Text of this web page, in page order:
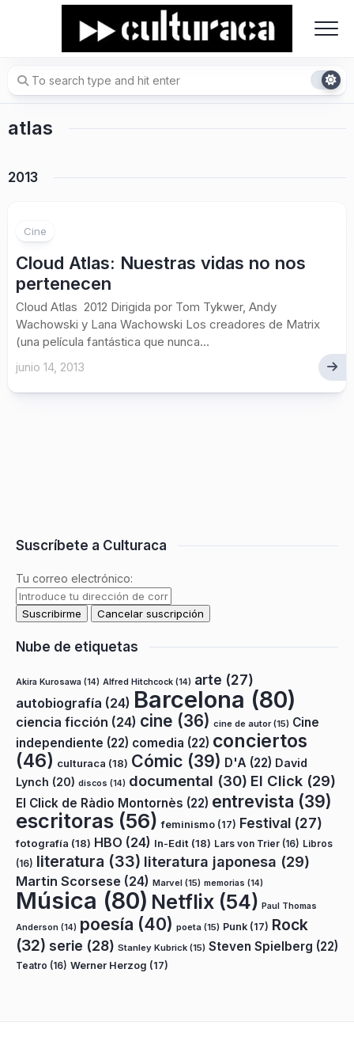
atlas
2013
Cine
Cloud Atlas: Nuestras vidas no nos
pertenecen
Cloud Atlas 2012 Dirigida por Tom Tykwer, Andy
Wachowski y Lana Wachowski Los creadores de Matrix
(una película fantástica que nunca...
junio 14, 2013
Suscríbete a Culturaca
Tu correo electrónico:
Nube de etiquetas
Akira Kurosawa (14) Alfred Hitchcock (14) arte (27)
autobiografía (24) Barcelona (80)
ciencia ficción (24) cine (36) cine de autor(15) Cine
independiente (22) comedia (22) conciertos
(46) culturaca (18) Cómic (39) D'A (22) David
Lynch (20) discos (14) documental (30) El Click (29)
El Click de Ràdio Montornès (22) entrevista (39)
escritoras (56) feminismo (17) Festival (27)
fotografía (18) HBO (24) In-Edit (18) Lars von Trier (16) Libros
(16) literatura (33) literatura japonesa (29)
Martin Scorsese (24) Marvel (15) memorias (14)
Música (80) Netflix (54) Paul Thomas
Anderson (14) poesía (40) poeta (15) Punk (17) Rock
(32) serie (28) Stanley Kubrick (15) Steven Spielberg (22)
Teatro (16) Werner Herzog (17)